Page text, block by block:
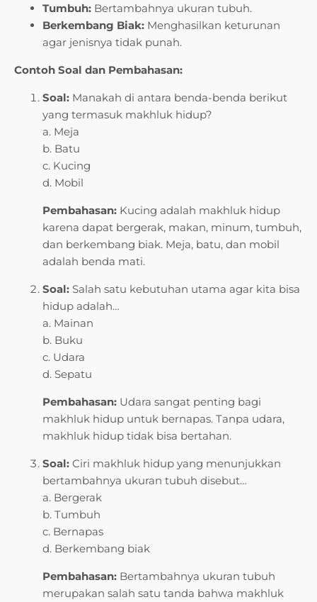
Tumbuh: Bertambahnya ukuran tubuh.
Berkembang Biak: Menghasilkan keturunan
agar jenisnya tidak punah.
Contoh Soal dan Pembahasan:
Soal: Manakah di antara benda-benda berikut
yang termasuk makhluk hidup?
a. Meja
b. Batu
c. Kucing
d. Mobil
Pembahasan: Kucing adalah makhluk hidup
karena dapat bergerak, makan, minum, tumbuh,
dan berkembang biak. Meja, batu, dan mobil
adalah benda mati.
Soal: Salah satu kebutuhan utama agar kita bisa
hidup adalah…
a. Mainan
b. Buku
c. Udara
d. Sepatu
Pembahasan: Udara sangat penting bagi
makhluk hidup untuk bernapas. Tanpa udara,
makhluk hidup tidak bisa bertahan.
Soal: Ciri makhluk hidup yang menunjukkan
bertambahnya ukuran tubuh disebut…
a. Bergerak
b. Tumbuh
c. Bernapas
d. Berkembang biak
Pembahasan: Bertambahnya ukuran tubuh
merupakan salah satu tanda bahwa makhluk